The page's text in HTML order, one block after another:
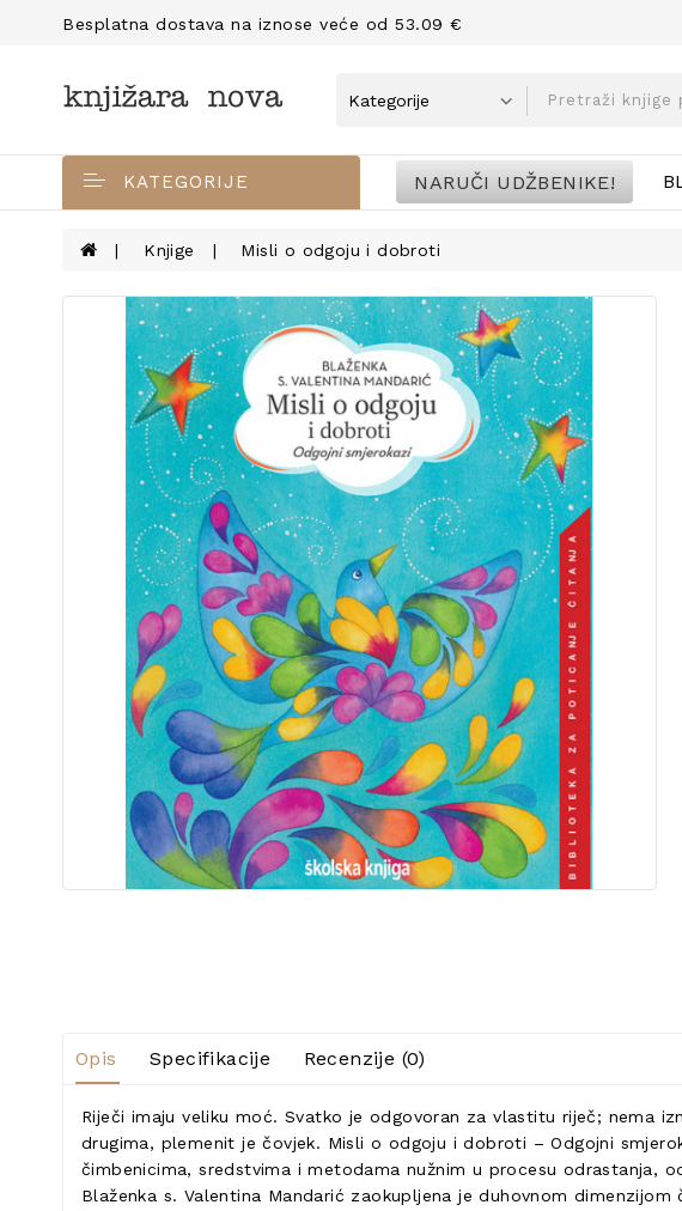
Besplatna dostava na iznose veće od 53.09 €
KATEGORIJE NARUČI UDŽBENIKE!
Knjige Misli o odgoju i dobroti
Opis Specifikacije Recenzije (0)
Riječi imaju veliku moć. Svatko je odgovoran za vlastitu riječ; nema
drugima, plemenit je čovjek. Misli o odgoju i dobroti – Odgojni
čimbenicima, sredstvima i metodama nužnim u procesu odrastanja,
Blaženka s. Valentina Mandarić zaokupljena je duhovnom